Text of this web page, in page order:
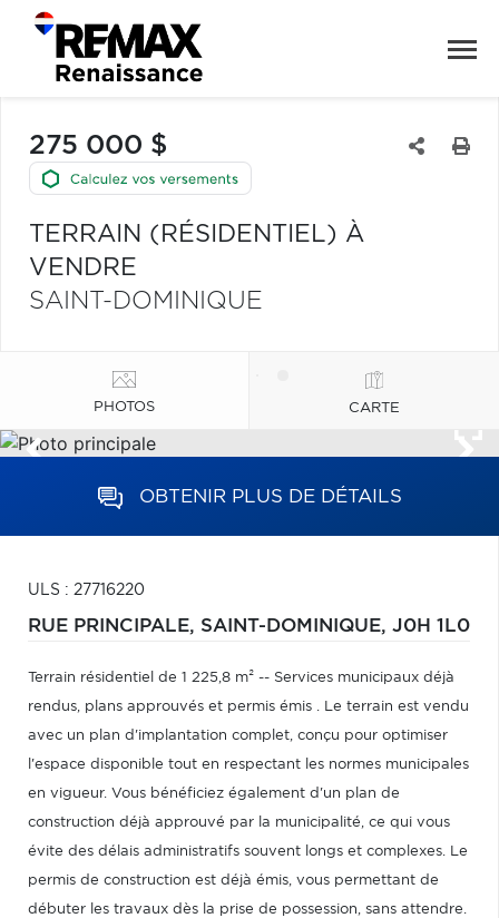
275 000 $
TERRAIN (RÉSIDENTIEL) À
VENDRE
SAINT-DOMINIQUE
PHOTOS CARTE
OBTENIR PLUS DE DÉTAILS
ULS : 27716220
RUE PRINCIPALE, SAINT-DOMINIQUE, J0H 1L0
Terrain résidentiel de 1 225,8 m² -- Services municipaux déjà
rendus, plans approuvés et permis émis . Le terrain est vendu
avec un plan d'implantation complet, conçu pour optimiser
l'espace disponible tout en respectant les normes municipales
en vigueur. Vous bénéficiez également d'un plan de
construction déjà approuvé par la municipalité, ce qui vous
évite des délais administratifs souvent longs et complexes. Le
permis de construction est déjà émis, vous permettant de
débuter les travaux dès la prise de possession, sans attendre.